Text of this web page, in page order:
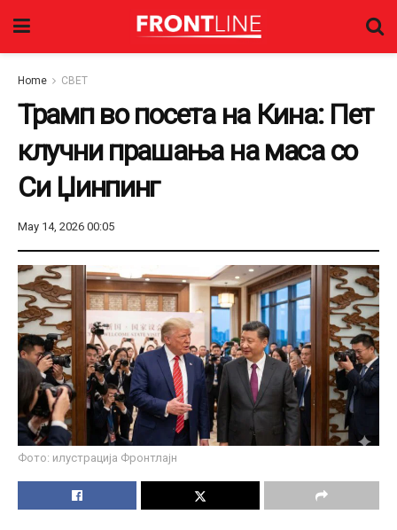
Home СВЕТ
Трамп во посета на Кина: Пет
клучни прашања на маса со
Си Џинпинг
May 14, 2026 00:05
Фото: илустрација Фронтлајн